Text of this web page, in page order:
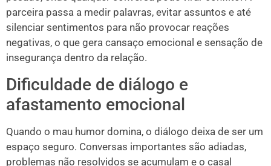
parceira passa a medir palavras, evitar assuntos e até
silenciar sentimentos para não provocar reações
negativas, o que gera cansaço emocional e sensação de
insegurança dentro da relação.
Dificuldade de diálogo e
afastamento emocional
Quando o mau humor domina, o diálogo deixa de ser um
espaço seguro. Conversas importantes são adiadas,
problemas não resolvidos se acumulam e o casal